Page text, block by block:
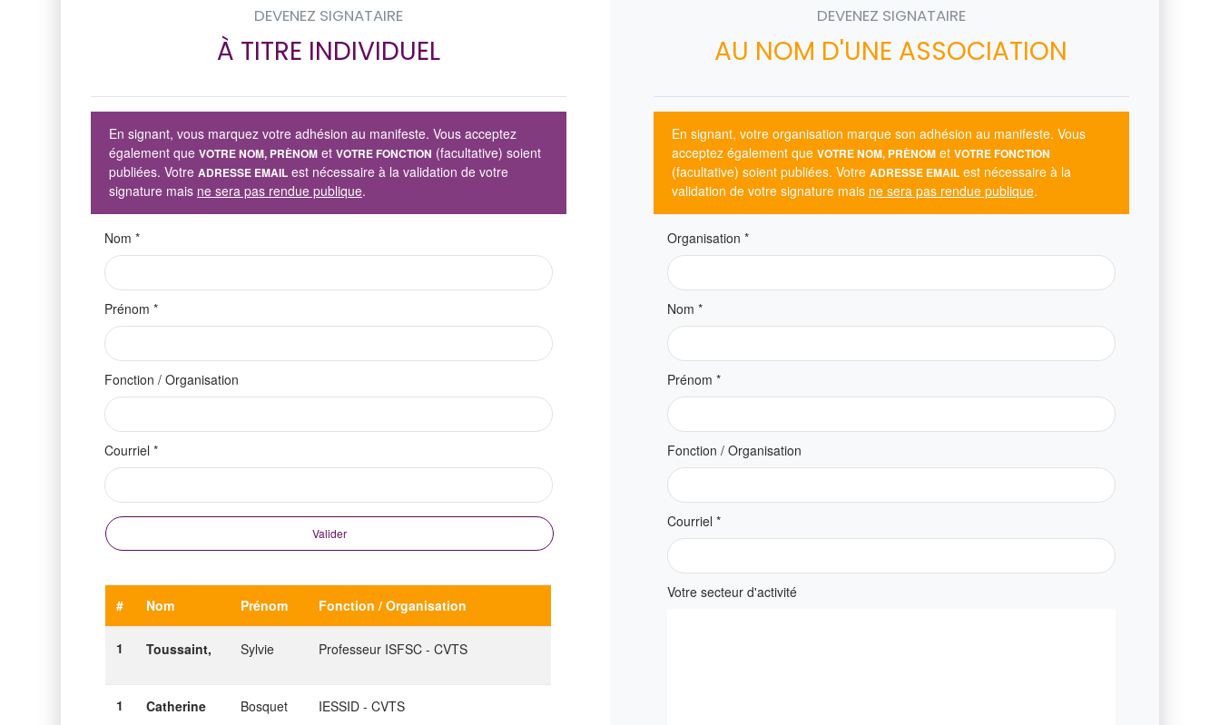
DEVENEZ SIGNATAIRE
À TITRE INDIVIDUEL
En signant, vous marquez votre adhésion au manifeste. Vous acceptez
également queVOTRE NOM, PRÈNOM etVOTRE FONCTION (facultative) soient
publiées. VotreADRESSE EMAIL est nécessaire à la validation de votre
signature mais ne sera pas rendue publique.
Nom*
Prénom*
Fonction / Organisation
Courriel*
Valider
# Nom Prénom Fonction / Organisation
1 Toussaint, Sylvie Professeur ISFSC - CVTS
1 Catherine Bosquet IESSID - CVTS
DEVENEZ SIGNATAIRE
AU NOM D'UNE ASSOCIATION
En signant, votre organisation marque son adhésion au manifeste. Vous
acceptez également que VOTRE NOM, PRÈNOM et VOTRE FONCTION
(facultative) soient publiées. Votre ADRESSE EMAIL est nécessaire à la
validation de votre signature mais ne sera pas rendue publique.
Organisation *
Nom *
Prénom *
Fonction / Organisation
Courriel *
Votre secteur d'activité